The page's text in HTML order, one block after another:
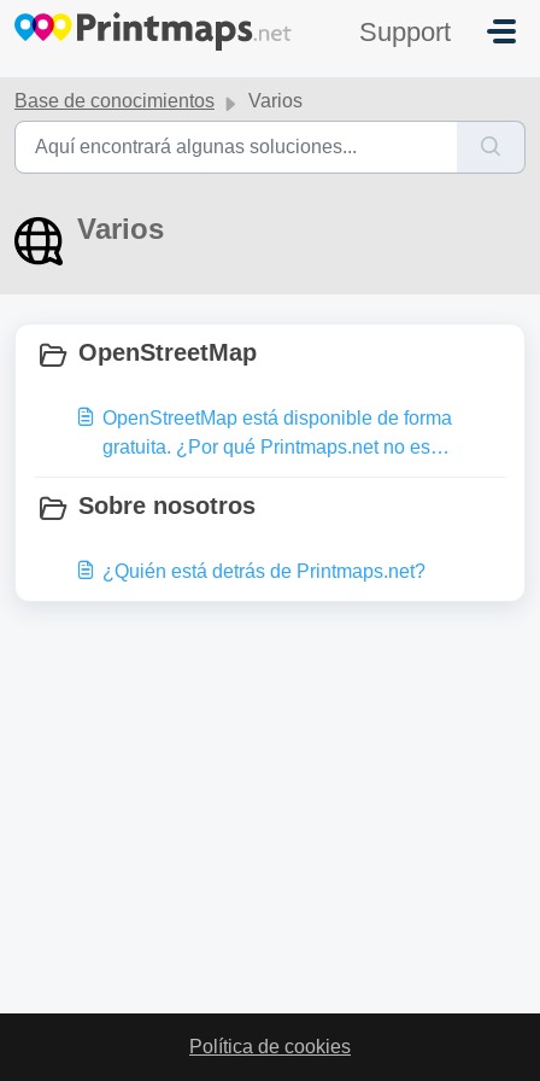
Saltar al contenido principal
Support
Base de conocimientos Varios
Varios
OpenStreetMap
OpenStreetMap está disponible de forma
gratuita. ¿Por qué Printmaps.net no es
Sobre nosotros
¿Quién está detrás de Printmaps.net?
Política de cookies